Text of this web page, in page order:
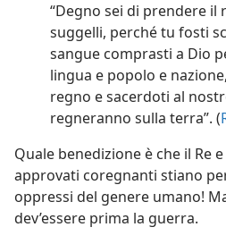
“Degno sei di prendere il
suggelli, perché tu fosti
sangue comprasti a Dio
lingua e popolo e
regno e sacerdoti al
regneranno sulla terra”. (
Quale benedizione è che il Re
approvati coregnanti stiano
oppressi del genere umano!
dev’essere prima la guerra.